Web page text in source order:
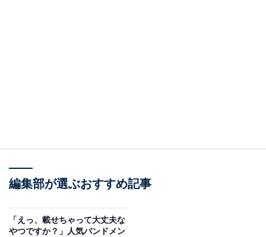
編集部が選ぶおすすめ記事
「えっ、載せちゃって大丈夫な
やつですか？」人気バンドメン